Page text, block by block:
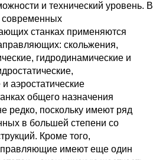
и технический уровень. В
станках применяются
скольжения,
гидродинамические и
аэростатические
общего назначения
редко, поскольку имеют ряд
в большей степени со
Кроме того,
имеют еще один